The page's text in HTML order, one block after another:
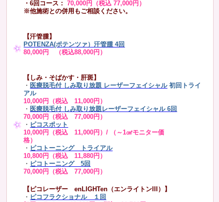
・6回コース：
70,000円（税込 77,000円）
※他施術との併用もご相談ください。
【汗管腫】
POTENZA(ポテンツァ）汗管腫 4回
80,000円 （税込88,000円）
【しみ・そばかす・肝斑】
・ 医療脱毛付 しみ取り放題 レーザーフェイシャル 初回トライ
アル
10,000円（税込 11,000円）
・ 医療脱毛付 しみ取り放題レーザーフェイシャル 6回
70,000円（税込 77,000円）
・ ピコスポット
10,000円（税込 11,000円）/ （～1㎠モニター価
格）
・ ピコトーニング トライアル
10,800円（税込 11,880円）
・ ピコトーニング 5回
70,000円（税込 77,000円）
【ピコレーザー enLIGHTen（エンライトンIII）】
・ ピコフラクショナル １回